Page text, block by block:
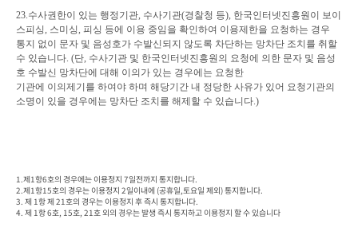
23.수사권한이 있는 행정기관, 수사기관(경찰청 등), 한국인터넷진흥원이 보이
스피싱, 스미싱, 피싱 등에 이용 중임을 확인하여 이용제한을 요청하는 경우
통지 없이 문자 및 음성호가 수발신되지 않도록 차단하는 망차단 조치를 취할
수 있습니다. (단, 수사기관 및 한국인터넷진흥원의 요청에 의한 문자 및 음성
호 수발신 망차단에 대해 이의가 있는 경우에는 요청한
기관에 이의제기 를 하여야 하며 해당기간 내 정당한 사유가 있어 요청기관의
소명이 있을 경우에는 망차단 조치를 해제할 수 있습니 다.)
1.제1항6호의 경우에는 이용정지 7일전까지 통지합니다.
2.제1항15호의 경우는 이용정지 2일이내에 (공휴일,토요일 제외) 통지합니다.
3. 제 1항 제 21호의 경우는 이용정지 후 즉시 통지합니다.
4. 제 1항 6호, 15호, 21호 외의 경우는 발생 즉시 통지하고 이용정지 할 수 있습니다